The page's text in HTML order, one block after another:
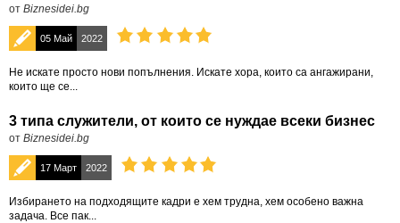
от Biznesidei.bg
05 Май 2022
Не искате просто нови попълнения. Искате хора, които са ангажирани,
които ще се...
3 типа служители, от които се нуждае всеки бизнес
от Biznesidei.bg
17 Март 2022
Избирането на подходящите кадри е хем трудна, хем особено важна
задача. Все пак...